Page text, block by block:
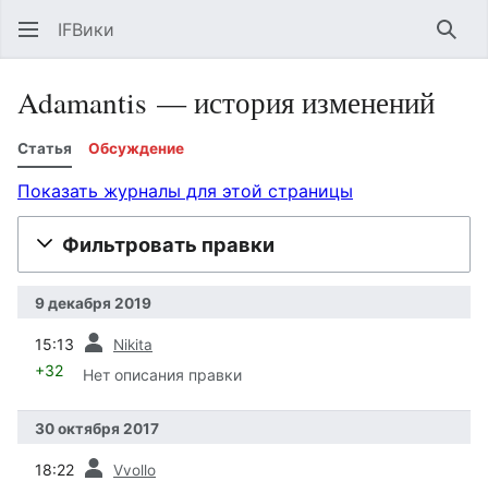
IFВики
Adamantis — история изменений
Статья Обсуждение
Показать журналы для этой страницы
Фильтровать правки
9 декабря 2019
15:13 Nikita
+32 Нет описания правки
30 октября 2017
18:22 Vvollo